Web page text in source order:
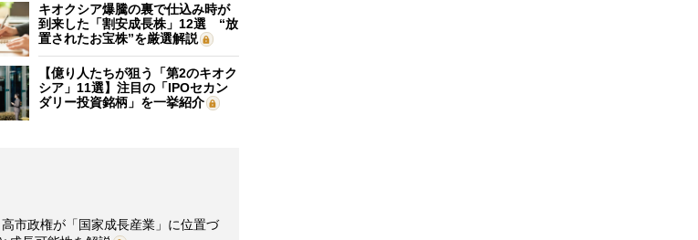
キオクシア爆騰の裏で仕込み時が
到来した「割安成長株」12選 “放
置されたお宝株”を厳選解説
【億り人たちが狙う「第2のキオク
シア」11選】注目の「IPOセカン
ダリー投資銘柄」を一挙紹介
市政権が「国家成長産業」に位置づ